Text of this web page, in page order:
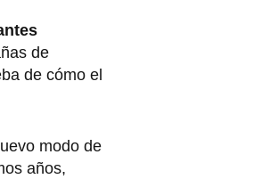
de
de cómo el
modo de
años,